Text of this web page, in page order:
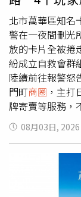
半透過標準化授
方金融機構多年
理原則下，更重
位客戶的工作型
狀況的貸款建議
銀行最大的優勢
務。我們看到的
生活安排；不只
人生歷程。」也
中小企業及社區
陽信銀行消費金
攝）理解收入
言，感受尤其
北市萬華區知名
警在一夜間刪光
放的卡片全被捲
紛成立自救會群
陸續前往報警怒
門町商圈 ，主
牌寄賣等服務，
維持買賣關係，
烈空座、寶可夢
預警在3日凌晨
砸下400萬元寄
怒；不過也有
08月03日, 2026